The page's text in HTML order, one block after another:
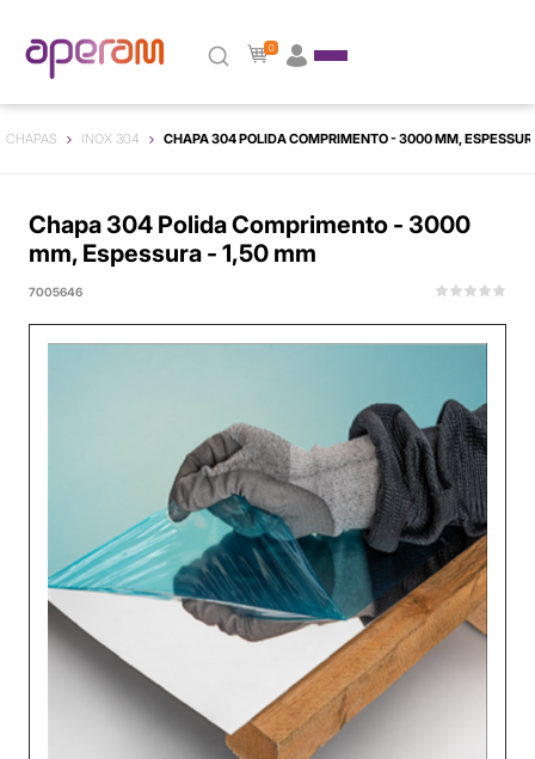
0
CHAPAS INOX 304 CHAPA 304 POLIDA COMPRIMENTO - 3000 MM,
Chapa 304 Polida Comprimento - 3000
mm, Espessura - 1,50 mm
7005646